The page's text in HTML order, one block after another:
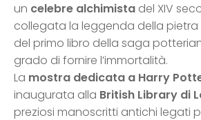
un celebre alchimista del XIV
collegata la leggenda della pietra
del primo libro della saga
grado di fornire l’immortalità.
La mostra dedicata a Harry
inaugurata alla British Library di
preziosi manoscritti antichi legati